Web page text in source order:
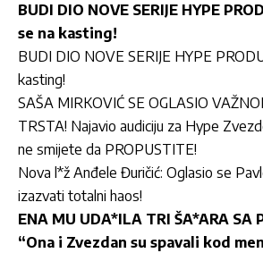
BUDI DIO NOVE SERIJE HYPE
se na kasting!
BUDI DIO NOVE SERIJE HYPE
kasting!
SAŠA MIRKOVIĆ SE OGLASIO
TRSTA! Najavio audiciju za Hype
ne smijete da PROPUSTITE!
Nova l*ž Anđele Đuričić: Oglasio se
izazvati totalni haos!
ENA MU UDA*ILA TRI ŠA*ARA SA
“Ona i Zvezdan su spavali kod